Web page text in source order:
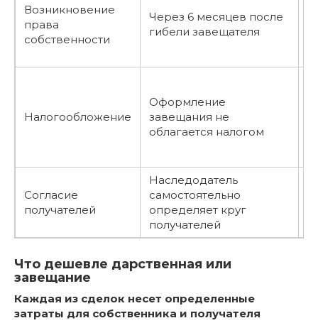
Возникновение
права
собственности
Через 6 месяцев после
гибели завещателя
Налогообложение
Оформление
завещания не
облагается налогом
Согласие
получателей
Наследодатель
самостоятельно
определяет круг
получателей
Что дешевле дарственная или
завещание
Каждая из сделок несет определенные
затраты для собственника и получателя